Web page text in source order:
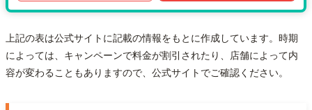
上記の表は公式サイトに記載の情報をもとに作成しています。時期
によっては、キャンペーンで料金が割引されたり、店舗によって内
容が変わることもありますので、公式サイトでご確認ください。